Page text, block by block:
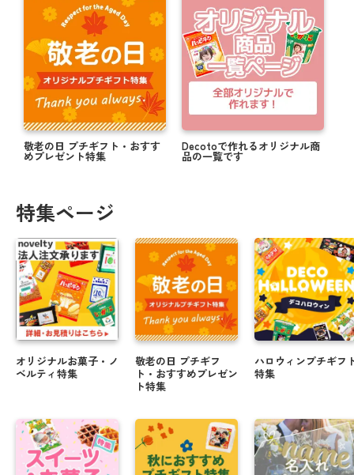
敬老の日 プチギフト・おすす
めプレゼント特集
Decotoで作れるオリジナル商
品の一覧です
特集ページ
オリジナルお菓子・ノ
ベルティ特集
敬老の日 プチギフ
ト・おすすめプレゼン
ト特集
ハロウィンプチギフ
特集